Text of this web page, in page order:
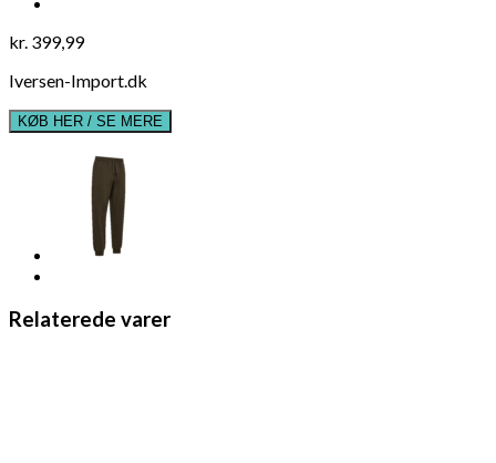
kr. 399,99
Iversen-Import.dk
KØB HER / SE MERE
Relaterede varer